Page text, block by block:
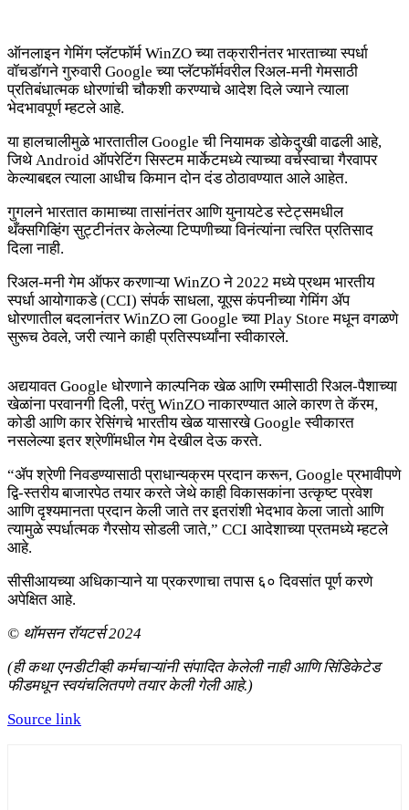
ऑनलाइन गेमिंग प्लॅटफॉर्म WinZO च्या तक्रारीनंतर भारताच्या स्पर्धा
वॉचडॉगने गुरुवारी Google च्या प्लॅटफॉर्मवरील रिअल-मनी गेमसाठी
प्रतिबंधात्मक धोरणांची चौकशी करण्याचे आदेश दिले ज्याने त्याला
भेदभावपूर्ण म्हटले आहे.
या हालचालीमुळे भारतातील Google ची नियामक डोकेदुखी वाढली आहे,
जिथे Android ऑपरेटिंग सिस्टम मार्केटमध्ये त्याच्या वर्चस्वाचा गैरवापर
केल्याबद्दल त्याला आधीच किमान दोन दंड ठोठावण्यात आले आहेत.
गुगलने भारतात कामाच्या तासांनंतर आणि युनायटेड स्टेट्समधील
थँक्सगिव्हिंग सुट्टीनंतर केलेल्या टिप्पणीच्या विनंत्यांना त्वरित प्रतिसाद
दिला नाही.
रिअल-मनी गेम ऑफर करणाऱ्या WinZO ने 2022 मध्ये प्रथम भारतीय
स्पर्धा आयोगाकडे (CCI) संपर्क साधला, यूएस कंपनीच्या गेमिंग ॲप
धोरणातील बदलानंतर WinZO ला Google च्या Play Store मधून वगळणे
सुरूच ठेवले, जरी त्याने काही प्रतिस्पर्ध्यांना स्वीकारले.
अद्ययावत Google धोरणाने काल्पनिक खेळ आणि रम्मीसाठी रिअल-पैशाच्या
खेळांना परवानगी दिली, परंतु WinZO नाकारण्यात आले कारण ते कॅरम,
कोडी आणि कार रेसिंगचे भारतीय खेळ यासारखे Google स्वीकारत
नसलेल्या इतर श्रेणींमधील गेम देखील देऊ करते.
“ॲप श्रेणी निवडण्यासाठी प्राधान्यक्रम प्रदान करून, Google प्रभावीपणे
द्वि-स्तरीय बाजारपेठ तयार करते जेथे काही विकासकांना उत्कृष्ट प्रवेश
आणि दृश्यमानता प्रदान केली जाते तर इतरांशी भेदभाव केला जातो आणि
त्यामुळे स्पर्धात्मक गैरसोय सोडली जाते,” CCI आदेशाच्या प्रतमध्ये म्हटले
आहे.
सीसीआयच्या अधिकाऱ्याने या प्रकरणाचा तपास ६० दिवसांत पूर्ण करणे
अपेक्षित आहे.
© थॉमसन रॉयटर्स 2024
(ही कथा एनडीटीव्ही कर्मचाऱ्यांनी संपादित केलेली नाही आणि सिंडिकेटेड
फीडमधून स्वयंचलितपणे तयार केली गेली आहे.)
Source link